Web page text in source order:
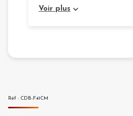
my online meetings. The
Voir plus
Réf : CDB-F41CM